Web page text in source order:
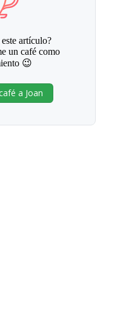
artículo?
un café como
😉
a Joan